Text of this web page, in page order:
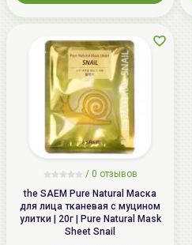
/ 0 отзывов
the SAEM Pure Natural Маска
для лица тканевая с муцином
улитки | 20г | Pure Natural Mask
Sheet Snail